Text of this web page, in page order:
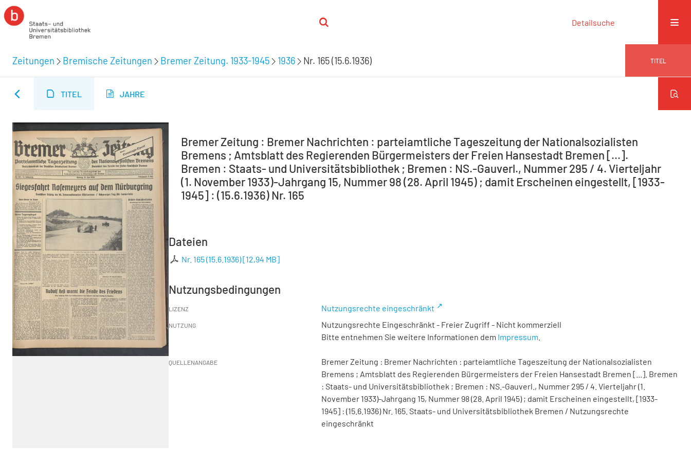
Detailsuche
Zeitungen Bremische Zeitungen Bremer Zeitung. 1933-1945 1936 Nr. 165 (15.6.1936) TITEL
TITEL JAHRE
Bremer Zeitung : Bremer Nachrichten : parteiamtliche Tageszeitung der Nationalsozialisten
Bremens ; Amtsblatt des Regierenden Bürgermeisters der Freien Hansestadt Bremen [...].
Bremen : Staats- und Universitätsbibliothek ; Bremen : NS.-Gauverl., Nummer 295 / 4. Vierteljahr
(1. November 1933)-Jahrgang 15, Nummer 98 (28. April 1945) ; damit Erscheinen eingestellt, [1933-
1945] : (15.6.1936) Nr. 165
Dateien
Nr. 165 (15.6.1936)[12,94 MB]
Nutzungsbedingungen
LIZENZ Nutzungsrechte eingeschränkt
NUTZUNG
Nutzungsrechte Eingeschränkt - Freier Zugriff - Nicht kommerziell
Bitte entnehmen Sie weitere Informationen dem Impressum
QUELLENANGABE
Bremer Zeitung : Bremer Nachrichten : parteiamtliche Tageszeitung der Nationalsozialisten
Bremens ; Amtsblatt des Regierenden Bürgermeisters der Freien Hansestadt Bremen [...]. Bremen
: Staats- und Universitätsbibliothek ; Bremen : NS.-Gauverl., Nummer 295 / 4. Vierteljahr (1.
November 1933)-Jahrgang 15, Nummer 98 (28. April 1945) ; damit Erscheinen eingestellt, [1933-
1945] : (15.6.1936) Nr. 165. Staats- und Universitätsbibliothek Bremen / Nutzungsrechte
eingeschränkt